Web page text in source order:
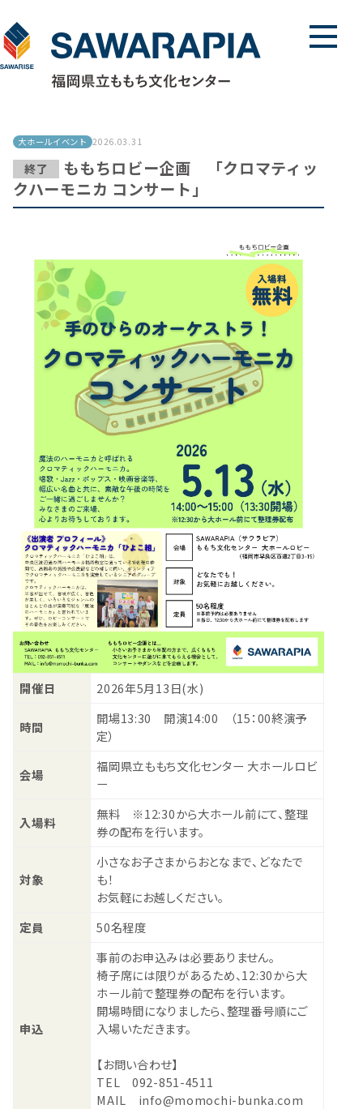
メニュ
大ホールイベント 2026.03.31
終了
ももちロビー企画 「クロマティッ
クハーモニカ コンサート」
開催日 2026年5月13日(水)
時間
開場13:30 開演14:00 （15：00終演予
定）
会場
福岡県立ももち文化センター 大ホールロビ
ー
入場料
無料 ※12:30から大ホール前にて、整理
券の配布を行います。
対象
小さなお子さまからおとなまで、どなたで
も！
お気軽にお越しください。
定員
50名程度
申込
事前のお申込みは必要ありません。
椅子席には限りがあるため、12:30から大
ホール前で整理券の配布を行います。
開場時間になりましたら、整理番号順にご
入場いただきます。
【お問い合わせ】
TEL 092-851-4511
MAIL info@momochi-bunka.com